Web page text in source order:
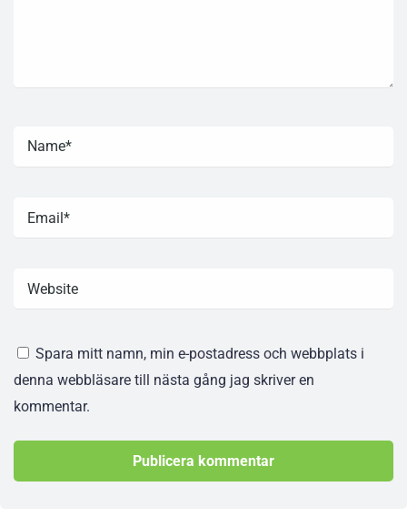
Spara mitt namn, min e-postadress och webbplats i
denna webbläsare till nästa gång jag skriver en
kommentar.